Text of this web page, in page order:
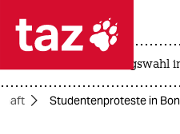
 taz
taz zahl
landtagswahl
Studentenproteste in